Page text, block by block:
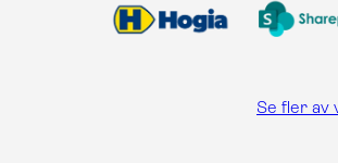
Se fler av